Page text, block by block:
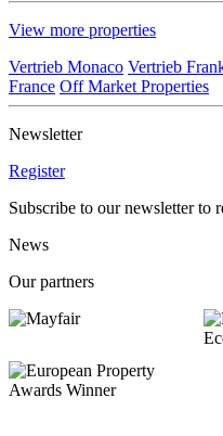
View more properties
Vertrieb Monaco Vertrieb
France Off Market Properties
Newsletter
Register
Subscribe to our newsletter to
News
Our partners